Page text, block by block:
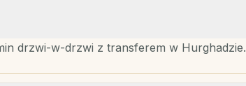
drzwi-w-drzwi z transferem w Hurghadzie.